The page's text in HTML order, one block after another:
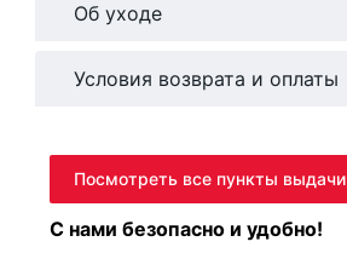
Об уходе
Условия возврата и оплаты
Посмотреть все пункты выдачи
С нами безопасно и удобно!